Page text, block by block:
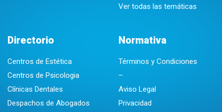
Ver todas las temáticas
Directorio
Centros de Estética
Centros de Psicologia
Clínicas Dentales
Despachos de Abogados
Normativa
Términos y Condiciones
–
Aviso Legal
Privacidad